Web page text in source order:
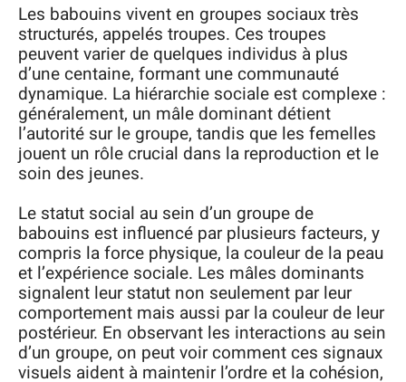
Les babouins vivent en groupes sociaux très
structurés, appelés troupes. Ces troupes
peuvent varier de quelques individus à plus
d’une centaine, formant une communauté
dynamique. La hiérarchie sociale est complexe :
généralement, un mâle dominant détient
l’autorité sur le groupe, tandis que les femelles
jouent un rôle crucial dans la reproduction et le
soin des jeunes.
Le statut social au sein d’un groupe de
babouins est influencé par plusieurs facteurs, y
compris la force physique, la couleur de la peau
et l’expérience sociale. Les mâles dominants
signalent leur statut non seulement par leur
comportement mais aussi par la couleur de leur
postérieur. En observant les interactions au sein
d’un groupe, on peut voir comment ces signaux
visuels aident à maintenir l’ordre et la cohésion,